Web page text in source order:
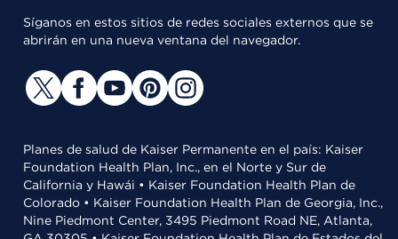
Síganos en estos sitios de redes sociales externos que se
abrirán en una nueva ventana del navegador.
Planes de salud de Kaiser Permanente en el país: Kaiser
Foundation Health Plan, Inc., en el Norte y Sur de
California y Hawái • Kaiser Foundation Health Plan de
Colorado • Kaiser Foundation Health Plan de Georgia, Inc.,
Nine Piedmont Center, 3495 Piedmont Road NE, Atlanta,